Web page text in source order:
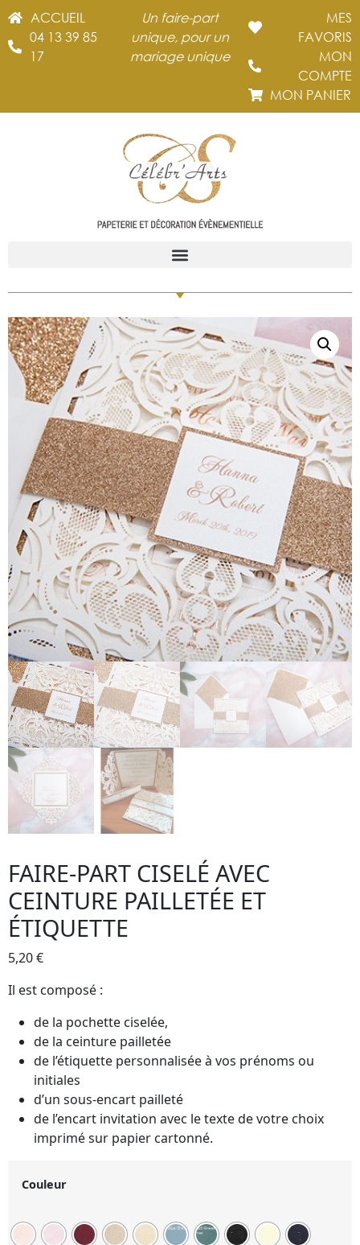
ACCUEIL
04 13 39 85
17
Un faire-part
unique, pour un
mariage unique
MES
FAVORIS
MON
COMPTE
MON PANIER
FAIRE-PART CISELÉ AVEC
CEINTURE PAILLETÉE ET
ÉTIQUETTE
5,20€
Il est composé :
de la pochette ciselée,
de la ceinture pailletée
de l’étiquette personnalisée à vos prénoms ou
initiales
d’un sous-encart pailleté
de l’encart invitation avec le texte de votre choix
imprimé sur papier cartonné.
Couleur